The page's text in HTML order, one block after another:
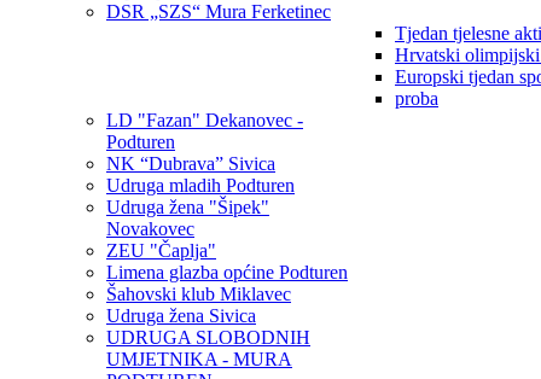
DSR „SZS“ Mura Ferketinec
Tjedan tjelesne
Hrvatski olimpijski
Europski tjedan
proba
LD "Fazan" Dekanovec -
Podturen
NK “Dubrava” Sivica
Udruga mladih Podturen
Udruga žena "Šipek"
Novakovec
ZEU "Čaplja"
Limena glazba općine Podturen
Šahovski klub Miklavec
Udruga žena Sivica
UDRUGA SLOBODNIH
UMJETNIKA - MURA